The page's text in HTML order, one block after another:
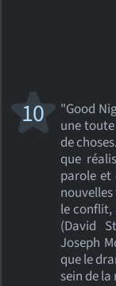
"Good
une
de
que
parole et
le conflit,
(David
Joseph
que le
sein de la
10